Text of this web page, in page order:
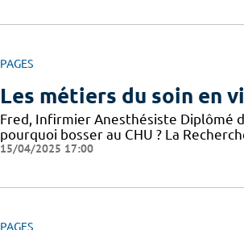
PAGES
Les métiers du soin en
Fred, Infirmier Anesthésiste Diplômé
pourquoi bosser au CHU ? La
15/04/2025 17:00
PAGES